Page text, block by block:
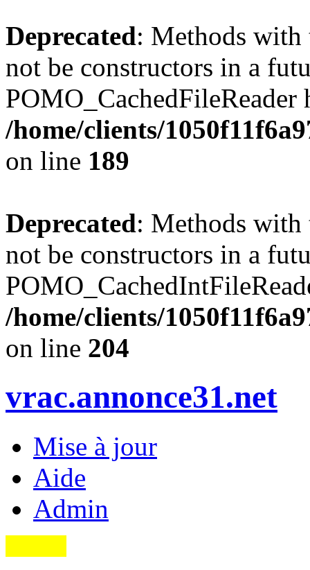
Deprecated: Methods with
not be constructors in a
POMO_CachedFileReader
/home/clients/
on line 189
Deprecated: Methods with
not be constructors in a
/home/clients/
on line 204
vrac.annonce31.net
Mise à jour
Aide
Admin